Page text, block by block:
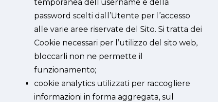
temporanea dell’username e della
password scelti dall’Utente per l’accesso
alle varie aree riservate del Sito. Si tratta dei
Cookie necessari per l’utilizzo del sito web,
bloccarli non ne permette il
funzionamento;
cookie analytics utilizzati per raccogliere
informazioni in forma aggregata, sul